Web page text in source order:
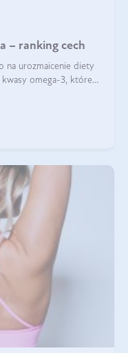
– ranking cech
na urozmaicenie diety
omega-3, które